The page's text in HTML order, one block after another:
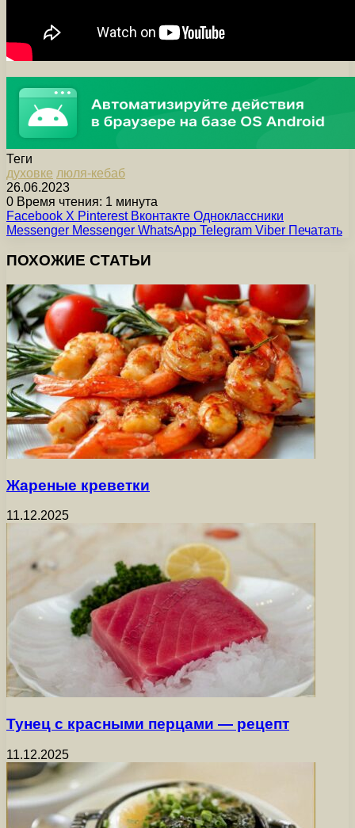
Теги
духовке люля-кебаб
26.06.2023
0 Время чтения: 1 минута
Facebook X Pinterest Вконтакте Одноклассники
Messenger Messenger WhatsApp Telegram Viber Печатать
ПОХОЖИЕ СТАТЬИ
Жареные креветки
11.12.2025
Тунец с красными перцами — рецепт
11.12.2025